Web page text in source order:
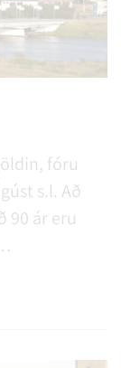
fóru
s.l. Að
90 ár eru
að því
og mikill